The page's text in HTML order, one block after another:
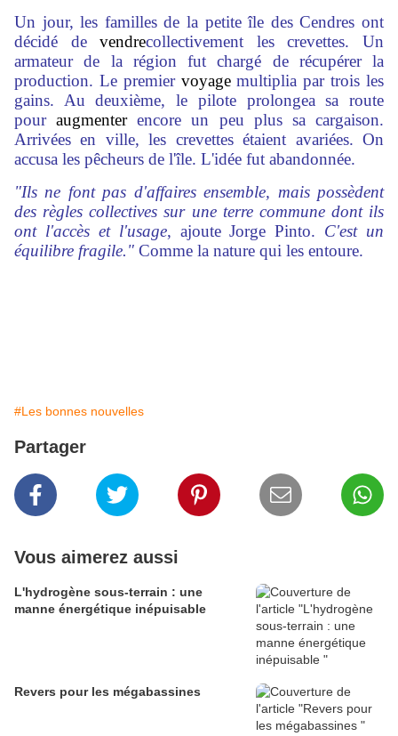
Un jour, les familles de la petite île des Cendres ont
décidé devendrecollectivement les crevettes. Un
armateur de la région fut chargé de récupérer la
production. Le premier voyagemultiplia par trois les
gains. Au deuxième, le pilote prolongea sa route
pouraugmenterencore un peu plus sa cargaison.
Arrivées en ville, les crevettes étaient avariées. On
accusa les pêcheurs de l'île. L'idée fut abandonnée.
"Ils ne font pas d'affaires ensemble, mais possèdent
des règles collectives sur une terre commune dont ils
ont l'accès et l'usage, ajoute Jorge Pinto. C'est un
équilibre fragile." Comme la nature qui les entoure.
#Les bonnes nouvelles
Partager
Vous aimerez aussi
L'hydrogène sous-terrain : une
manne énergétique inépuisable
Revers pour les mégabassines